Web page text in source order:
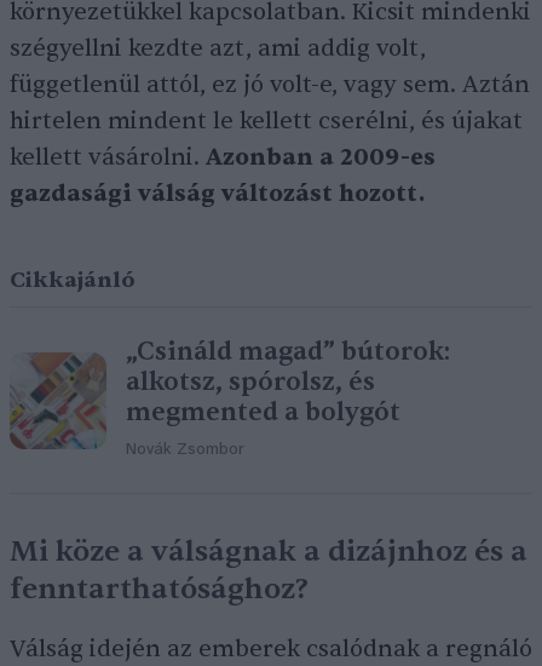
környezetükkel kapcsolatban. Kicsit mindenki
szégyellni kezdte azt, ami addig volt,
függetlenül attól, ez jó volt-e, vagy sem. Aztán
hirtelen mindent le kellett cserélni, és újakat
kellett vásárolni. Azonban a 2009-es
gazdasági válság változást hozott.
Cikkajánló
„Csináld magad” bútorok:
alkotsz, spórolsz, és
megmented a bolygót
Novák Zsombor
Mi köze a válságnak a dizájnhoz és a
fenntarthatósághoz?
Válság idején az emberek csalódnak a regnáló